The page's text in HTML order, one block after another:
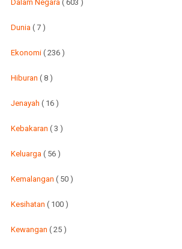
Dalam Negara ( 603 )
Dunia ( 7 )
Ekonomi ( 236 )
Hiburan ( 8 )
Jenayah ( 16 )
Kebakaran ( 3 )
Keluarga ( 56 )
Kemalangan ( 50 )
Kesihatan ( 100 )
Kewangan ( 25 )